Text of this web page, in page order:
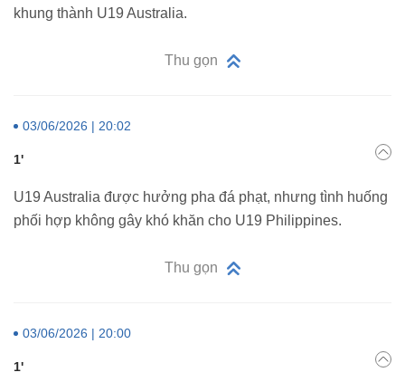
khung thành U19 Australia.
Thu gọn
03/06/2026 | 20:02
1'
U19 Australia được hưởng pha đá phạt, nhưng tình huống
phối hợp không gây khó khăn cho U19 Philippines.
Thu gọn
03/06/2026 | 20:00
1'